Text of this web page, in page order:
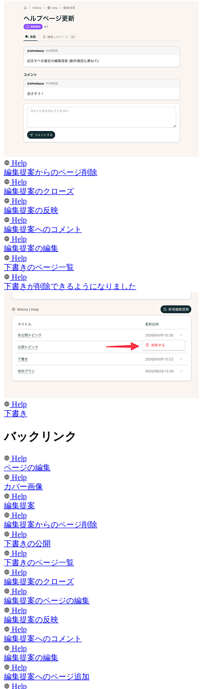
Help
編集提案からのページ削除
Help
編集提案のクローズ
Help
編集提案の反映
Help
編集提案へのコメント
Help
編集提案の編集
Help
下書きのページ一覧
Help
下書きが削除できるようになりました
Help
下書き
バックリンク
Help
ページの編集
Help
カバー画像
Help
編集提案
Help
編集提案からのページ削除
Help
下書きの公開
Help
下書きのページ一覧
Help
編集提案のクローズ
Help
編集提案のページの編集
Help
編集提案の反映
Help
編集提案へのコメント
Help
編集提案の編集
Help
編集提案へのページ追加
Help